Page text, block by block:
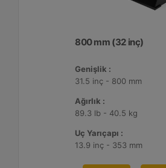
800 mm (32 inç)
Genişlik :
31.5 inç - 800 mm
Ağırlık :
89.3 lb - 40.5 kg
Uç Yarıçapı :
13.9 inç - 353 mm